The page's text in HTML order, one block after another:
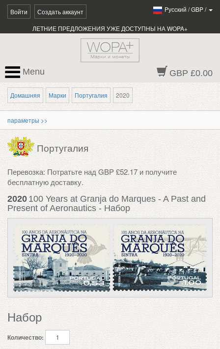
Войти Создать аккаунт Pусский /GBP/
ЛЕТНИЕ ПРЕДЛОЖЕНИЯ УЖЕ ДОСТУПНЫ НА WOPA+
GBP £0.00
Menu
Домашняя Марки Португалия 2020
параметры >>
Португалия
Перевозка: Потратьте над GBP £52.17 и получите
бесплатную доставку.
2020 100 Years at Granja do Marques - A Past and
Present of Aeronautics - Набор
Набор
Количество: